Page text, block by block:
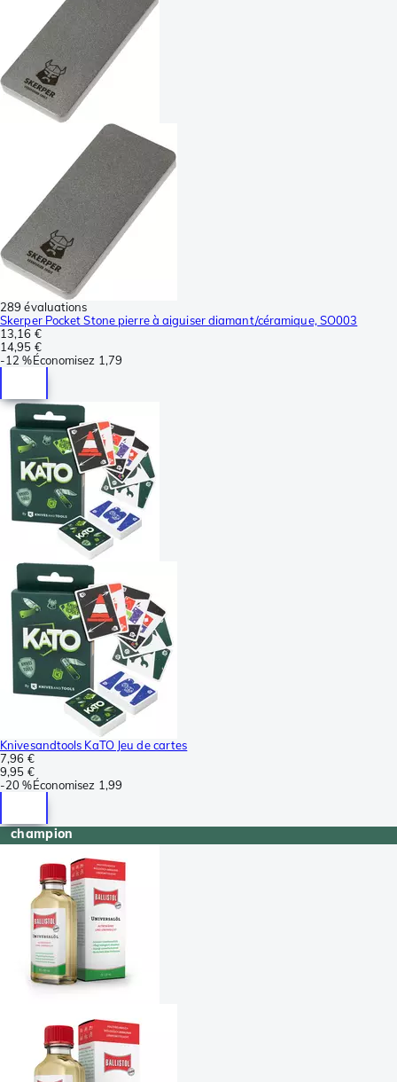
289 évaluations
Skerper Pocket Stone pierre à aiguiser diamant/céramique, SO003
13,16 €
14,95 €
-12 %Économisez 1,79
Knivesandtools KaTO Jeu de cartes
7,96 €
9,95 €
-20 %Économisez 1,99
champion